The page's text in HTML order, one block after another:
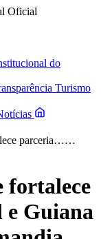
Oficial
do
Turismo
parceria……
fortalece
e Guiana